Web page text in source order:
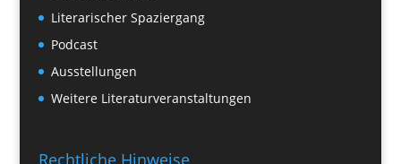
Literarischer Spaziergang
Podcast
Ausstellungen
Weitere Literaturveranstaltungen